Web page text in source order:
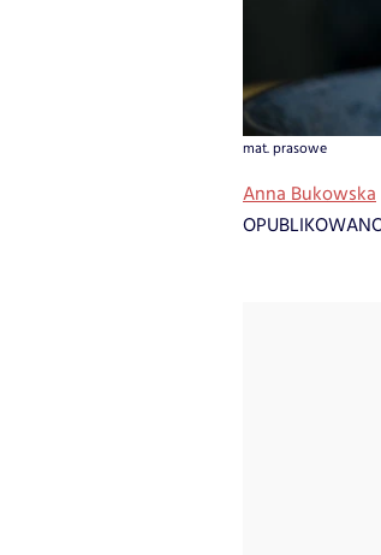
mat. prasowe
Anna Bukowska